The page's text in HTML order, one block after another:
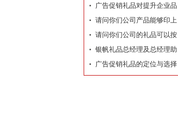
业执照
广告促销礼品对提升企业品
牌有着莫大的作用
请问你们公司产品能够印上
我们公司的LOGO和广告
吗？
请问你们公司的礼品可以按
照我们的要求和构思专门设
计订做吗？
银帆礼品总经理及总经理助
理名片
广告促销礼品的定位与选择